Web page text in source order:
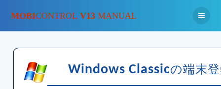
MOBICONTROL V13 MANUAL
Windows Classicの端末